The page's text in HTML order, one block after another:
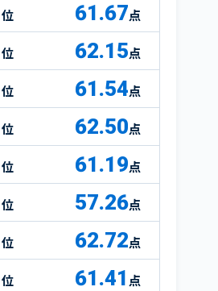
61.67点
62.15点
61.54点
62.50点
61.19点
57.26点
62.72点
61.41 点